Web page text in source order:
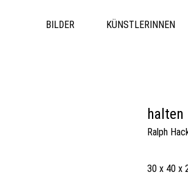
BILDER KÜNSTLERINNEN
halten
Ralph
30 x 40 x